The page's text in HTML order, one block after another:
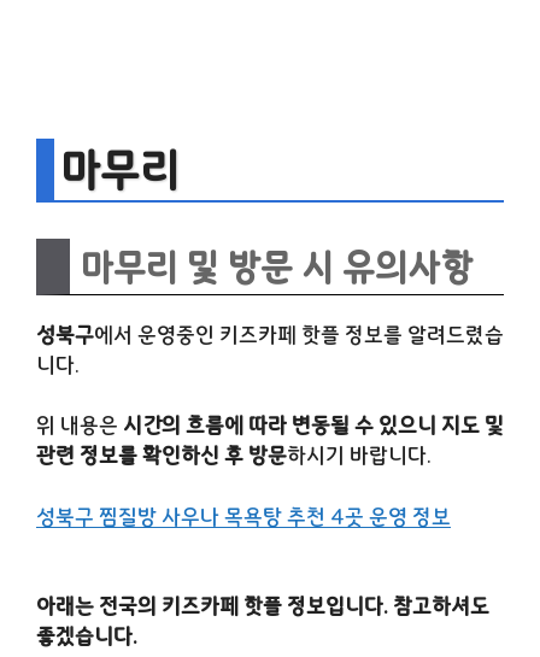
마무리
마무리 및 방문 시 유의사항
성북구에서 운영중인 키즈카페 핫플 정보를 알려드렸습
니다.
위 내용은 시간의 흐름에 따라 변동될 수 있으니 지도 및
관련 정보를 확인하신 후 방문하시기 바랍니다.
성북구 찜질방 사우나 목욕탕 추천 4곳 운영 정보
아래는 전국의 키즈카페 핫플 정보입니다. 참고하셔도
좋겠습니다.